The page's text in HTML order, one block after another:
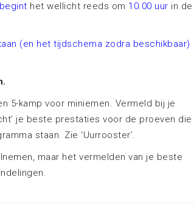
begint het wellicht reeds om 10.00 uur in de
(en het tijdschema zodra beschikbaar)
5-kamp voor miniemen. Vermeld bij je
je beste prestaties voor de proeven die
staan. Zie ‘Uurrooster’.
maar het vermelden van je beste